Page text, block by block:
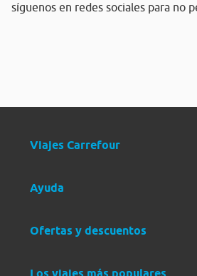
síguenos en redes sociales para no
Viajes Carrefour
Ayuda
Ofertas y descuentos